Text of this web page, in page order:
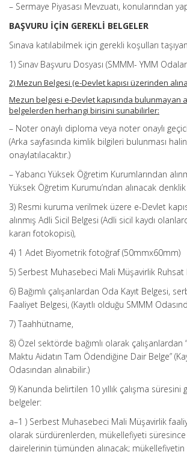
– Sermaye Piyasası Mevzuatı, konularından
BAŞVURU İÇİN GEREKLİ BELGELER
Sınava katılabilmek için gerekli koşulları
1) Sınav Başvuru Dosyası (SMMM- YMM
2) Mezun Belgesi (e-Devlet kapısı üzerinden
Mezun belgesi e-Devlet kapısında bulunmayan
belgelerden herhangi birisini sunabilirler:
– Noter onaylı diploma veya noter onaylı
(Arka sayfasında kimlik bilgileri bulunması
onaylatılacaktır.)
– Yabancı Yüksek Öğretim Kurumlarından
Yüksek Öğretim Kurumu’ndan alınacak
3) Resmi kuruma verilmek üzere e-Devlet
alınmış Adli Sicil Belgesi (Adli sicil kaydı
kararı fotokopisi),
4) 1 Adet Biyometrik fotoğraf (50mmx60mm)
5) Serbest Muhasebeci Mali Müşavirlik
6) Bağımlı çalışanlardan Oda Kayıt Belgesi,
Faaliyet Belgesi, (Kayıtlı olduğu SMMM
7) Taahhütname,
8) Özel sektörde bağımlı olarak çalışanlardan
Maktu Aidatın Tam Ödendiğine Dair Belge”
Odasından alınabilir.)
9) Kanunda belirtilen 10 yıllık çalışma süresini
belgeler:
a–1 ) Serbest Muhasebeci Mali Müşavirlik
olarak sürdürenlerden, mükellefiyeti süresince
dairelerinin tümünden alınacak;